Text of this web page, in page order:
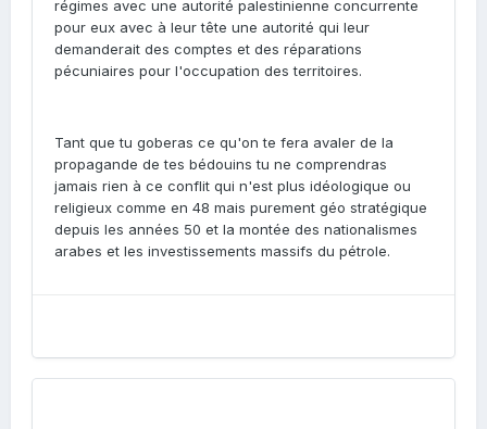
régimes avec une autorité palestinienne concurrente
pour eux avec à leur tête une autorité qui leur
demanderait des comptes et des réparations
pécuniaires pour l'occupation des territoires.
Tant que tu goberas ce qu'on te fera avaler de la
propagande de tes bédouins tu ne comprendras
jamais rien à ce conflit qui n'est plus idéologique ou
religieux comme en 48 mais purement géo stratégique
depuis les années 50 et la montée des nationalismes
arabes et les investissements massifs du pétrole.